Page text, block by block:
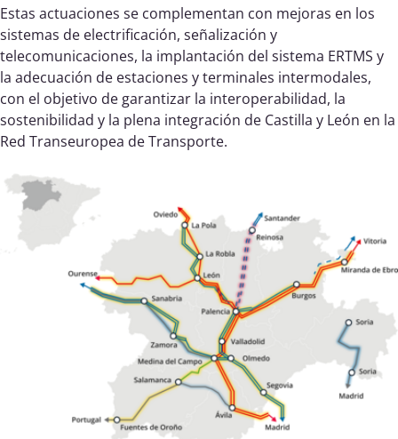
Estas actuaciones se complementan con mejoras en los
sistemas de electrificación, señalización y
telecomunicaciones, la implantación del sistema ERTMS y
la adecuación de estaciones y terminales intermodales,
con el objetivo de garantizar la interoperabilidad, la
sostenibilidad y la plena integración de Castilla y León en la
Red Transeuropea de Transporte.